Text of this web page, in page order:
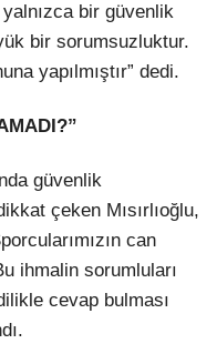
yalnızca bir güvenlik
bir sorumsuzluktur.
yapılmıştır” dedi.
güvenlik
çeken Mısırlıoğlu,
can
ihmalin sorumluları
cevap bulması